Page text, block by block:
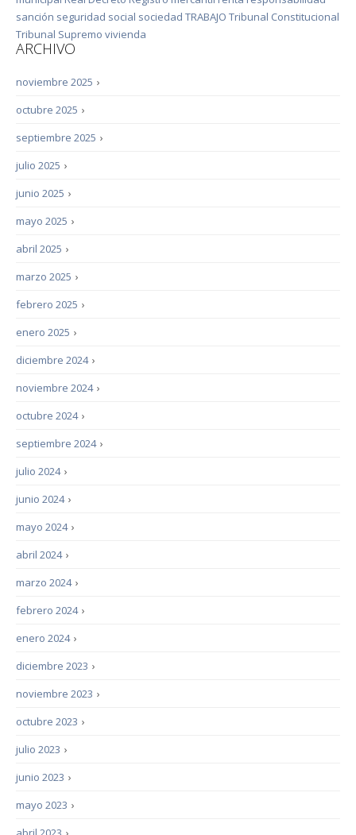
sanción seguridad social sociedad TRABAJO Tribunal Constitucional
Tribunal Supremo vivienda
ARCHIVO
›
noviembre 2025
›
octubre 2025
›
septiembre 2025
›
julio 2025
›
junio 2025
›
mayo 2025
›
abril 2025
›
marzo 2025
›
febrero 2025
›
enero 2025
›
diciembre 2024
›
noviembre 2024
›
octubre 2024
›
septiembre 2024
›
julio 2024
›
junio 2024
›
mayo 2024
›
abril 2024
›
marzo 2024
›
febrero 2024
›
enero 2024
›
diciembre 2023
›
noviembre 2023
›
octubre 2023
›
julio 2023
›
junio 2023
›
mayo 2023